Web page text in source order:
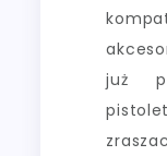
już